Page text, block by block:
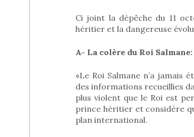
Ci joint la dépêche du 11
héritier et la dangereuse
A- La colère du Roi Salmane:
«Le Roi Salmane n’a jamais
des informations recueillies
plus violent que le Roi est
prince héritier et considère
plan international.